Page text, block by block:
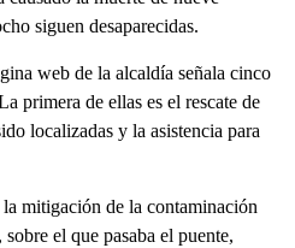
siguen desaparecidas.
web de la alcaldía señala cinco
primera de ellas es el rescate de
localizadas y la asistencia para
mitigación de la contaminación
el que pasaba el puente,